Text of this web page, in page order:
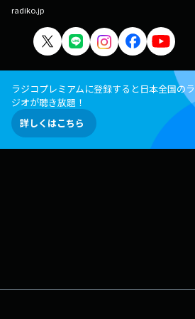
radiko.jp
ラジコプレミアムに登録すると日本全国のラ
ジオが聴き放題！
詳しくはこちら